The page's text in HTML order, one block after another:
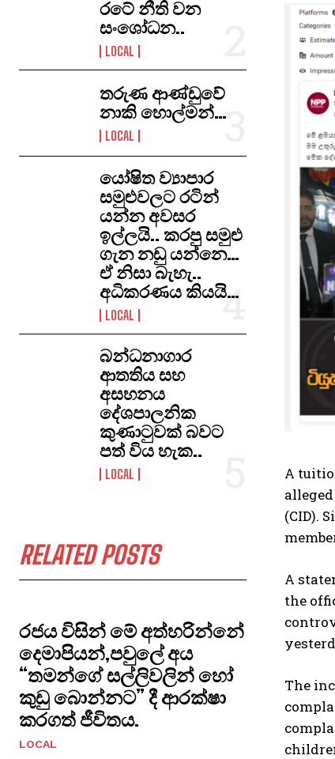
රටේ නීති වන
සංශෝධන..
LOCAL
තරුණ ආණ්ඩුවේ
නාකි හොල්මන්…
LOCAL
යෝෂිත ව්‍යාපාර
සමුළුවලට රටින්
යන්න අවසර
ඉල්ලයි.. කරපු සමුළු
ගැන නඩු යන්නෙ…
ඒ නිසා බැහැ..
අධිකරණය කියයි…
LOCAL
​බන්ධනාගාර
ආතතිය සහ
අසහනය
දේශපාලනික
කුණාටුවක් බවට
පත් විය හැක..
LOCAL
RELATED POSTS
රජය විසින් මේ අත්හරින්නේ
දෙමාපියන්,පවුලේ අය
“තමන්ගේ සල්ලිවලින් හෝ
කුඩු බොන්නට” දී ආරක්ෂා
කරගත් ජීවිතය.
LOCAL
A
(CID).
A
the
The